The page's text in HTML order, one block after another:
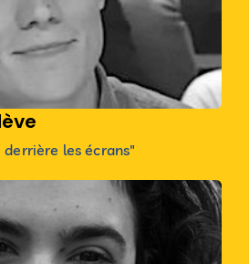
derrière les écrans"